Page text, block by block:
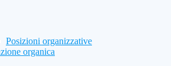
Posizioni organizzative
organica